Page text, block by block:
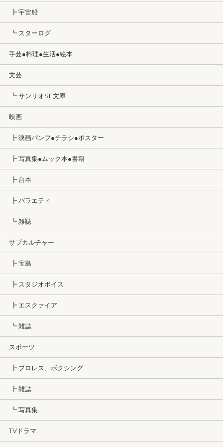
┣ 宇宙船
┗ スターログ
手芸●料理●生活●絵本
文芸
┗ サンリオSF文庫
映画
┣ 映画パンフ●チラシ●ポスター
┣ 写真集●ムック本●書籍
┣ 台本
┣ バラエティ
┗ 雑誌
サブカルチャー
┣ 宝島
┣ スタジオボイス
┣ エスクァイア
┗ 雑誌
スポーツ
┣ プロレス、ボクシング
┣ 雑誌
┗ 写真集
TVドラマ